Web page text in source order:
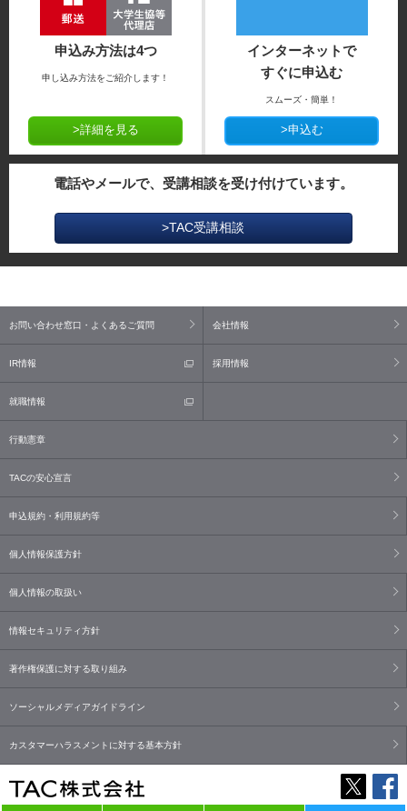
申込み方法は4つ
申し込み方法をご紹介します！
>詳細を見る
インターネットで
すぐに申込む
スムーズ・簡単！
>申込む
電話やメールで、受講相談を受け付けています。
>TAC受講相談
お問い合わせ窓口・よくあるご質問 会社情報
IR情報 採用情報
就職情報
行動憲章
TACの安心宣言
申込規約・利用規約等
個人情報保護方針
個人情報の取扱い
情報セキュリティ方針
著作権保護に対する取り組み
ソーシャルメディアガイドライン
カスタマーハラスメントに対する基本方針